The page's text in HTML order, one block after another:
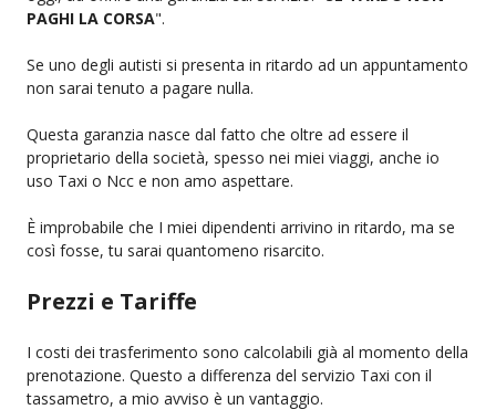
PAGHI LA CORSA".
Se uno degli autisti si presenta in ritardo ad un appuntamento
non sarai tenuto a pagare nulla.
Questa garanzia nasce dal fatto che oltre ad essere il
proprietario della società, spesso nei miei viaggi, anche io
uso Taxi o Ncc e non amo aspettare.
È improbabile che I miei dipendenti arrivino in ritardo, ma se
così fosse, tu sarai quantomeno risarcito.
Prezzi e Tariffe
I costi dei trasferimento sono calcolabili già al momento della
prenotazione. Questo a differenza del servizio Taxi con il
tassametro, a mio avviso è un vantaggio.